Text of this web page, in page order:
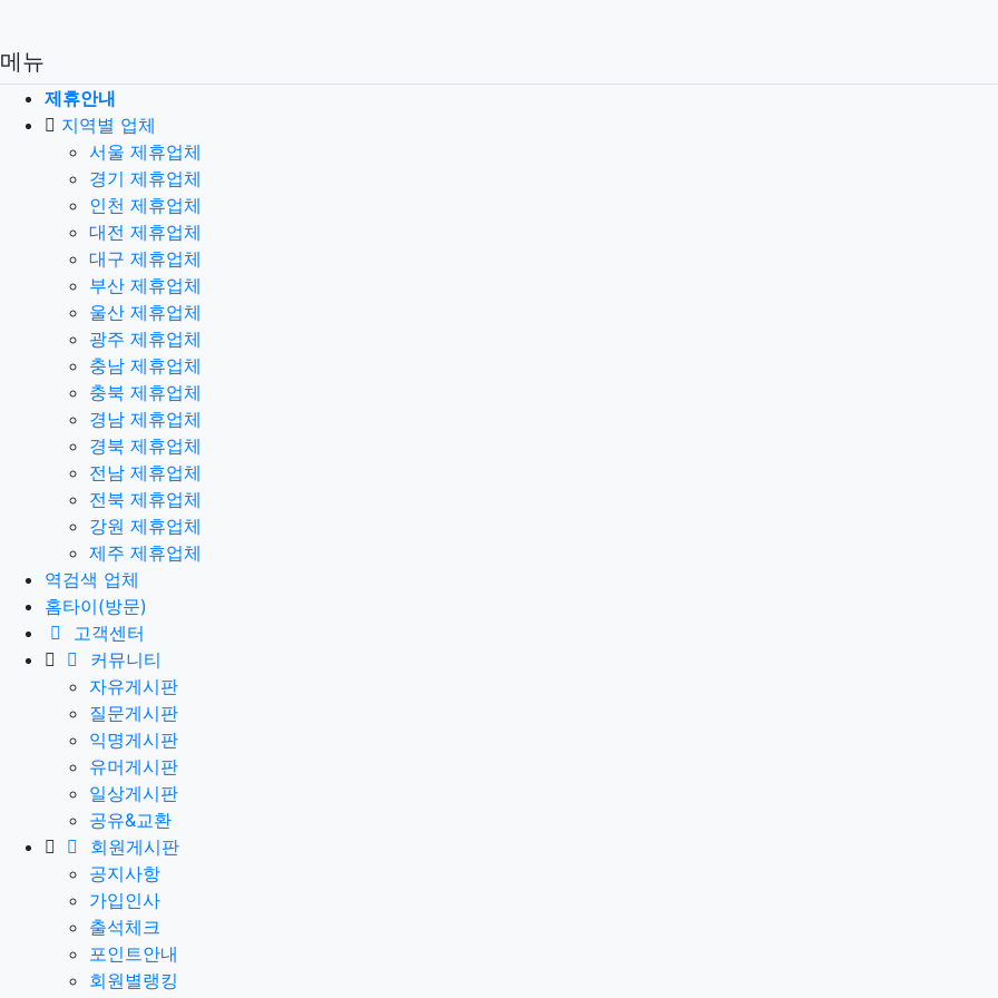
메뉴
제휴안내
지역별 업체
서울 제휴업체
경기 제휴업체
인천 제휴업체
대전 제휴업체
대구 제휴업체
부산 제휴업체
울산 제휴업체
광주 제휴업체
충남 제휴업체
충북 제휴업체
경남 제휴업체
경북 제휴업체
전남 제휴업체
전북 제휴업체
강원 제휴업체
제주 제휴업체
역검색 업체
홈타이(방문)
고객센터
커뮤니티
자유게시판
질문게시판
익명게시판
유머게시판
일상게시판
공유&교환
회원게시판
공지사항
가입인사
출석체크
포인트안내
회원별랭킹